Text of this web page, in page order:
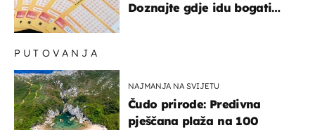
Doznajte gdje idu bogati
PUTOVANJA
NAJMANJA NA SVIJETU
Čudo prirode: Predivna
pješčana plaža na 100